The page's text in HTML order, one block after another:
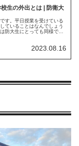
校生の外出とは | 防衛大
す。平日授業を受けている
ていることはなんでしょう
大生にとっても同様で、
2023.08.16